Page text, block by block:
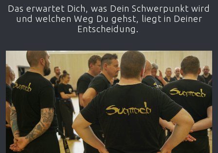
Das erwartet Dich, was Dein Schwerpunkt wird
und welchen Weg Du gehst, liegt in Deiner
Entscheidung.